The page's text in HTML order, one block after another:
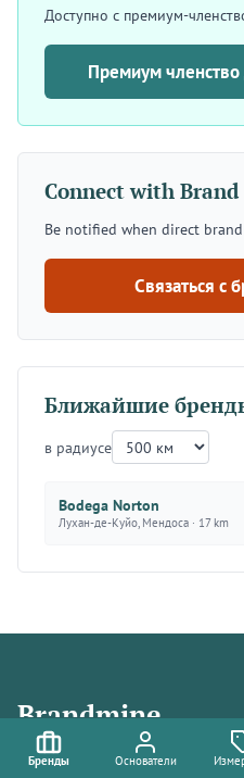
Доступно с премиум-
Премиум
Connect with Brand
Be notified when direct
Связаться с
Ближайшие
в радиусе
Bodega Norton
Лухан-де-Куйо, Мендоса · 17 km
Brandmine
Скрыто на виду.
Бренды Основатели